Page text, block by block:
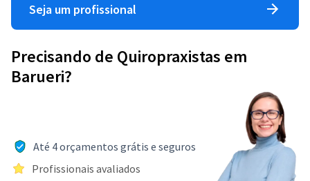
Seja um profissional
Precisando de Quiropraxistas em
Barueri?
Até 4 orçamentos grátis e seguros
Profissionais avaliados